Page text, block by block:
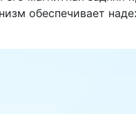
обеспечивает